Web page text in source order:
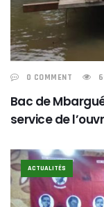
0 COMMENT
Bac de
service de
ACTUALITÉS